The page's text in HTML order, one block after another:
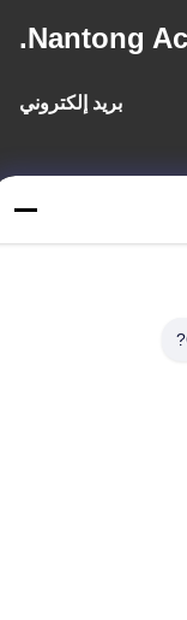
Nantong
بريد إلكتروني
عنواننا